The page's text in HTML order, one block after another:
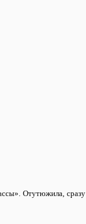
Отутюжила, сразу